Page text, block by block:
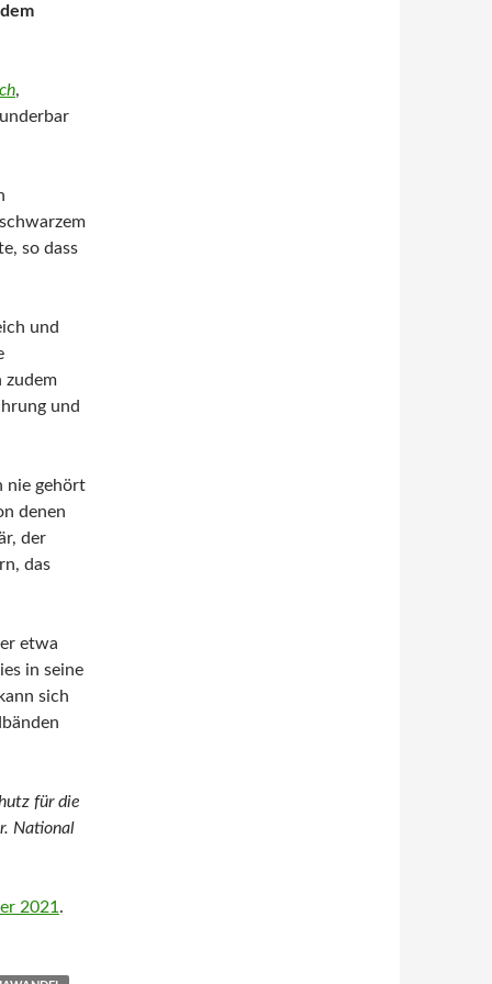
,
so dass
und
zudem
und
nie gehört
denen
der
das
etwa
in seine
sich
für die
National
2021 .